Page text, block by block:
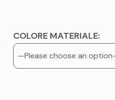
COLORE MATERIALE: